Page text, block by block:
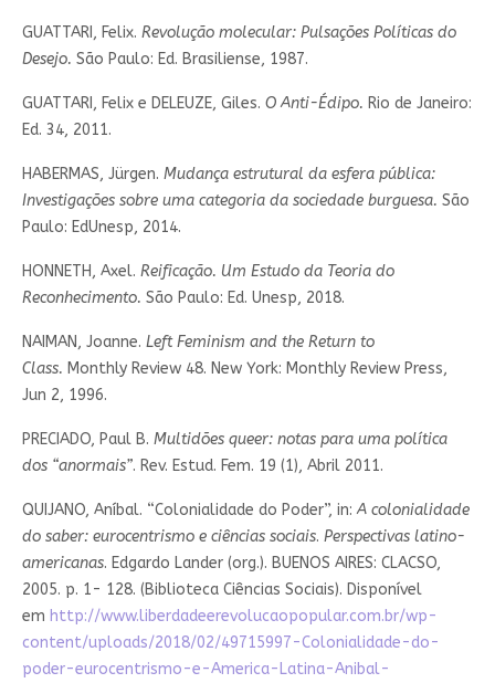
GUATTARI, Felix. Revolução molecular: Pulsações Políticas do
Desejo. São Paulo: Ed. Brasiliense, 1987.
GUATTARI, Felix e DELEUZE, Giles. O Anti-Édipo. Rio de Janeiro:
Ed. 34, 2011.
HABERMAS, Jürgen. Mudança estrutural da esfera pública:
Investigações sobre uma categoria da sociedade burguesa. São
Paulo: EdUnesp, 2014.
HONNETH, Axel. Reificação. Um Estudo da Teoria do
Reconhecimento. São Paulo: Ed. Unesp, 2018.
NAIMAN, Joanne. Left Feminism and the Return to
Class. Monthly Review 48. New York: Monthly Review Press,
Jun 2, 1996.
PRECIADO, Paul B. Multidões queer: notas para uma política
dos “anormais”. Rev. Estud. Fem. 19 (1), Abril 2011.
QUIJANO, Aníbal. “Colonialidade do Poder”, in:A colonialidade
do saber: eurocentrismo e ciências sociais. Perspectivas latino-
americanas. Edgardo Lander (org.). BUENOS AIRES: CLACSO,
2005. p. 1- 128. (Biblioteca Ciências Sociais). Disponível
em http://www.liberdadeerevolucaopopular.com.br/wp-
content/uploads/2018/02/49715997-Colonialidade-do-
poder-eurocentrismo-e-America-Latina-Anibal-